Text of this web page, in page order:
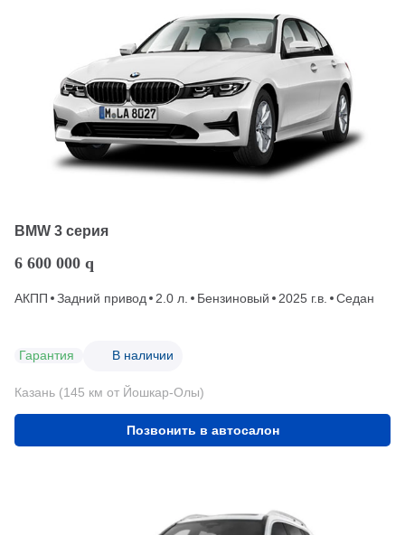
BMW 3 серия
6 600 000 q
АКПП Задний привод 2.0 л. Бензиновый 2025 г.в. Седан
Гарантия В наличии
Казань (145 км от Йошкар-Олы)
Позвонить в автосалон